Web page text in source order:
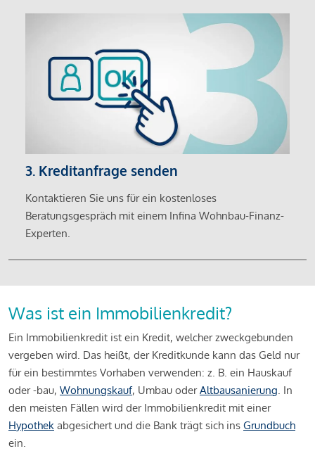
3. Kreditanfrage senden
Kontaktieren Sie uns für ein kostenloses
Beratungsgespräch mit einem Infina Wohnbau-Finanz-
Experten.
Was ist ein Immobilienkredit?
Ein Immobilienkredit ist ein Kredit, welcher zweckgebunden
vergeben wird. Das heißt, der Kreditkunde kann das Geld nur
für ein bestimmtes Vorhaben verwenden: z. B. ein Hauskauf
oder -bau, Wohnungskauf, Umbau oderAltbausanierung. In
den meisten Fällen wird der Immobilienkredit mit einer
Hypothek abgesichert und die Bank trägt sich ins Grundbuch
ein.